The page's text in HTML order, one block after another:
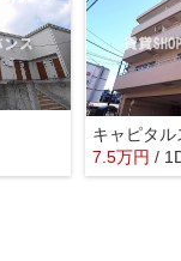
キャピタル
7.5万円 /